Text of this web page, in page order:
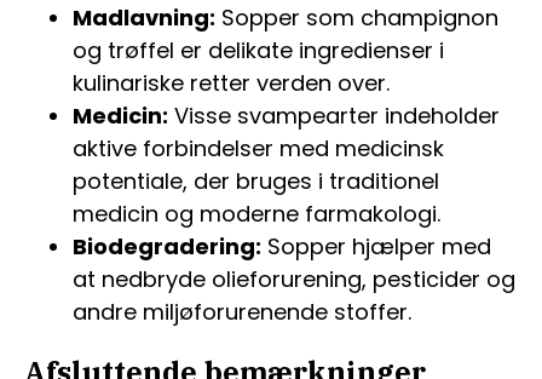
Madlavning: Sopper som champignon
og trøffel er delikate ingredienser i
kulinariske retter verden over.
Medicin: Visse svampearter indeholder
aktive forbindelser med medicinsk
potentiale, der bruges i traditionel
medicin og moderne farmakologi.
Biodegradering: Sopper hjælper med
at nedbryde olieforurening, pesticider og
andre miljøforurenende stoffer.